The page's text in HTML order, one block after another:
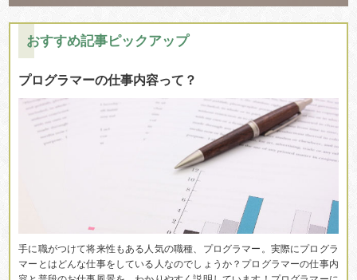
おすすめ記事ピックアップ
プログラマーの仕事内容って？
手に職がつけて将来性もある人気の職種、プログラマー。実際にプログラ
マーとはどんな仕事をしている人なのでしょうか？プログラマーの仕事内